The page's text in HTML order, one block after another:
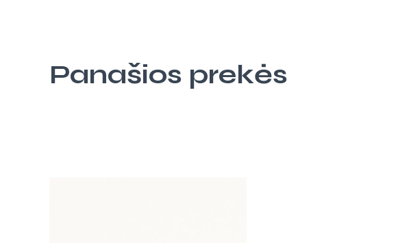
Panašios prekės